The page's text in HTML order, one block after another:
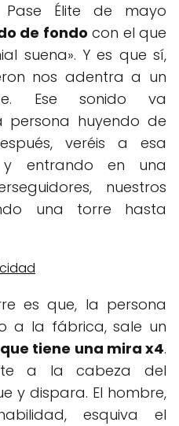
Élite de mayo
de fondo con el que
suena». Y es que sí,
nos adentra a un
Ese sonido va
huyendo de
veréis a esa
y entrando en una
nuestros
una torre hasta
es que, la persona
a la fábrica, sale un
tiene una mira x4.
a la cabeza del
y dispara. El hombre,
esquiva el